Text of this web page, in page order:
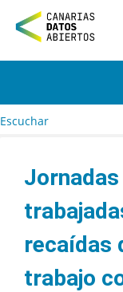
n
tEscuchar
Jornadas
recaídas
trabajo